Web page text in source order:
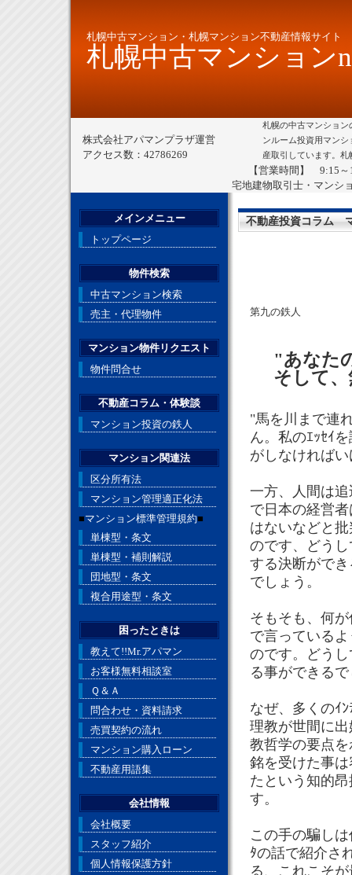
札幌中古マンション・札幌マンション不動産情報サイト
札幌中古マンション
株式会社アパマンプラザ運営
アクセス数：42786269
札幌の中古マンショ
ンルーム投資用マン
産取引しています。
【営業時間】 9:15
宅地建物取引士・マンシ
不動産投資コラム
第九の鉄人
"あなた
そして
"馬を川まで連
ん。私のｴｯｾｲ
がしなければ
一方、人間は
で日本の経営
はないなどと
のです、どう
する決断がで
でしょう。
そもそも、何
で言っている
のです。どう
る事ができる
なぜ、多くのｲ
理教が世間に
教哲学の要点
銘を受けた事
たという知的
す。
この手の騙し
ﾀの話で紹介さ
る、これこそ
メインメニュー
トップページ
物件検索
中古マンション検索
売主・代理物件
マンション物件リクエスト
物件問合せ
不動産コラム・体験談
マンション投資の鉄人
マンション関連法
区分所有法
マンション管理適正化法
■マンション標準管理規約■
単棟型・条文
単棟型・補則解説
団地型・条文
複合用途型・条文
困ったときは
教えて!!Mr.アパマン
お客様無料相談室
Ｑ＆Ａ
問合わせ・資料請求
売買契約の流れ
マンション購入ローン
不動産用語集
会社情報
会社概要
スタッフ紹介
個人情報保護方針